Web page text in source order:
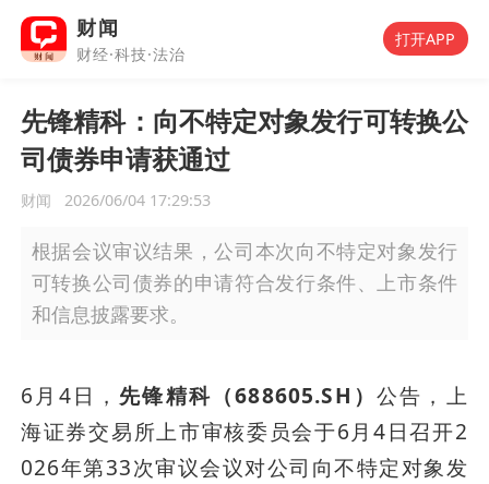
财闻
财经·科技·法治
打开APP
先锋精科：向不特定对象发行可转换公
司债券申请获通过
财闻 2026/06/04 17:29:53
根据会议审议结果，公司本次向不特定对象发行
可转换公司债券的申请符合发行条件、上市条件
和信息披露要求。
6月4日， 先锋精科（688605.SH）公告，上
海证券交易所上市审核委员会于6月4日召开2
026年第33次审议会议对公司向不特定对象发